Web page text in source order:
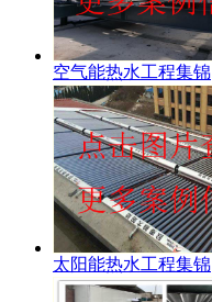
空气能热水工程集锦
太阳能热水工程集锦